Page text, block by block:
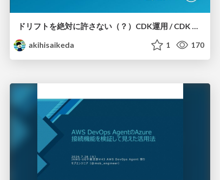
ドリフトを絶対に許さない（？）CDK運用 / CDK Ops with Zero Tolerance for Drifts (?)
akihisaikeda
1 170